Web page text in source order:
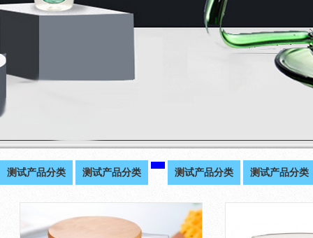
测试产品分类 测试产品分类 测试产品分类 测试产品分类